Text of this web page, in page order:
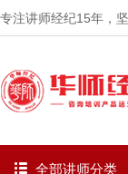
专注讲师经纪15年 ，
全部讲师分类